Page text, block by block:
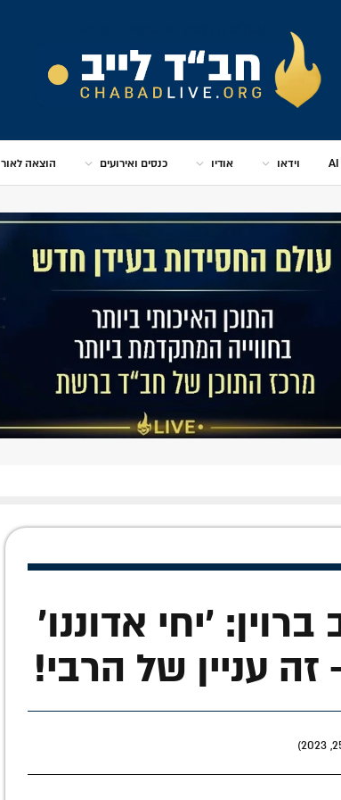
וידאו אודיו כנסים ואירועים הוצאה לאור
'יחי אדוננו'
עניין של הרבי!